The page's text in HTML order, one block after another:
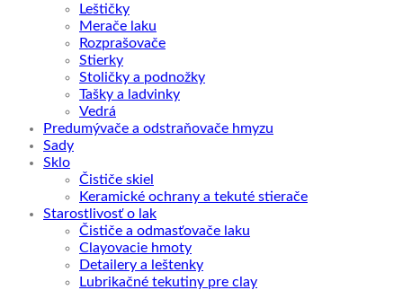
Leštičky
Merače laku
Rozprašovače
Stierky
Stoličky a podnožky
Tašky a ladvinky
Vedrá
Predumývače a odstraňovače hmyzu
Sady
Sklo
Čističe skiel
Keramické ochrany a tekuté stierače
Starostlivosť o lak
Čističe a odmasťovače laku
Clayovacie hmoty
Detailery a leštenky
Lubrikačné tekutiny pre clay